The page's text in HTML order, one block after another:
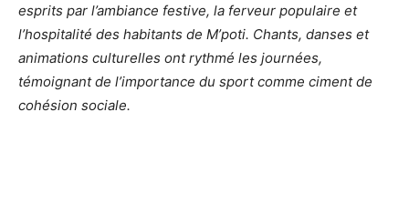
esprits par l’ambiance festive, la ferveur populaire et
l’hospitalité des habitants de M’poti. Chants, danses et
animations culturelles ont rythmé les journées,
témoignant de l’importance du sport comme ciment de
cohésion sociale.